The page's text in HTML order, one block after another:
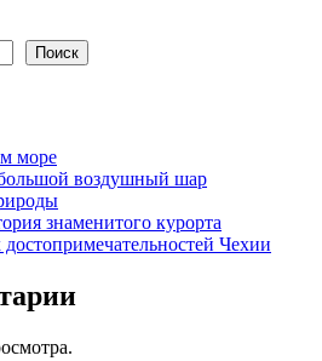
Поиск
море
воздушный шар
знаменитого курорта
Чехии